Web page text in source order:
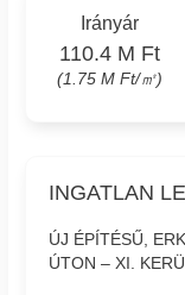
Irányár
110.4 M Ft
(1.75 M Ft/㎡)
INGATLAN
ÚJ ÉPÍTÉSŰ,
ÚTON – XI.